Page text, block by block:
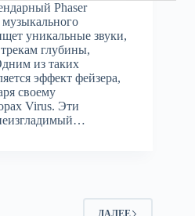
Phaser
уникальные звуки,
глубины,
из таких
эффект фейзера,
своему
Virus. Эти
ДАЛЕЕ